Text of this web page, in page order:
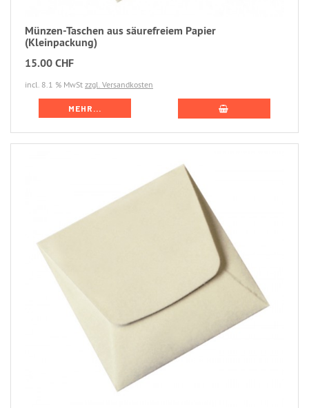
Münzen-Taschen aus säurefreiem Papier
(Kleinpackung)
15.00 CHF
incl. 8.1 % MwSt zzgl. Versandkosten
MEHR...